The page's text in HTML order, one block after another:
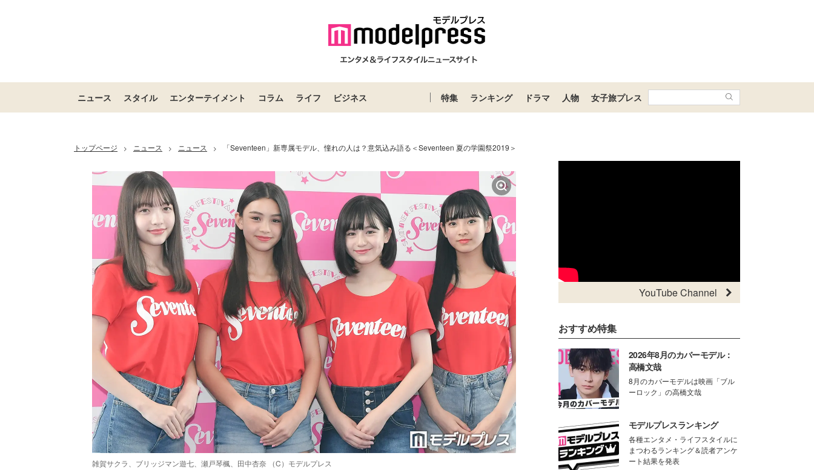
ニュース スタイル エンターテイメント コラム ライフ ビジネス 特集 ランキング ドラマ 人物 女子旅プレス
トップページ > ニュース > ニュース > 「Seventeen」新専属モデル、憧れの人は？意気込み語る＜Seventeen 夏の学園祭2019＞
雑賀サクラ、ブリッジマン遊七、瀬戸琴楓、田中杏奈 （C）モデルプレス
YouTube Channel
おすすめ特集
2026年8月のカバーモデル：
高橋文哉
8月のカバーモデルは映画「ブル
ーロック」の高橋文哉
モデルプレスランキング
各種エンタメ・ライフスタイルに
まつわるランキング＆読者アンケ
ート結果を発表